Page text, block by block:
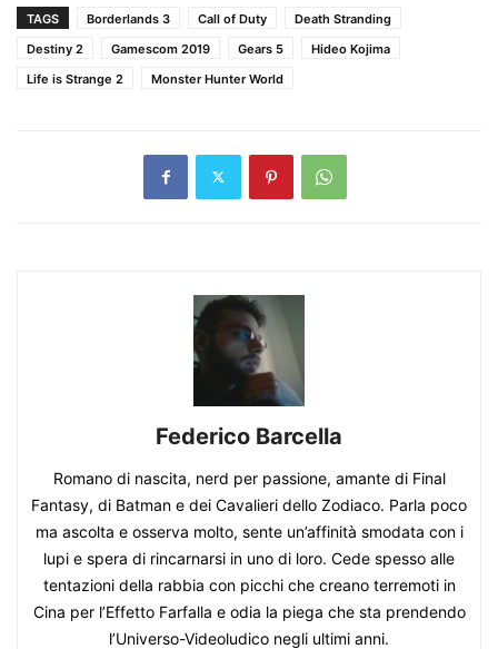
TAGS Borderlands 3 Call of Duty
Death Stranding
Destiny 2
Gamescom 2019 Gears 5
Hideo Kojima
Life is Strange 2
Monster Hunter World
Federico Barcella
Romano di nascita, nerd per passione, amante di Final
Fantasy, di Batman e dei Cavalieri dello Zodiaco. Parla poco
ma ascolta e osserva molto, sente un’affinità smodata con i
lupi e spera di rincarnarsi in uno di loro. Cede spesso alle
tentazioni della rabbia con picchi che creano terremoti in
Cina per l’Effetto Farfalla e odia la piega che sta prendendo
l’Universo-Videoludico negli ultimi anni.